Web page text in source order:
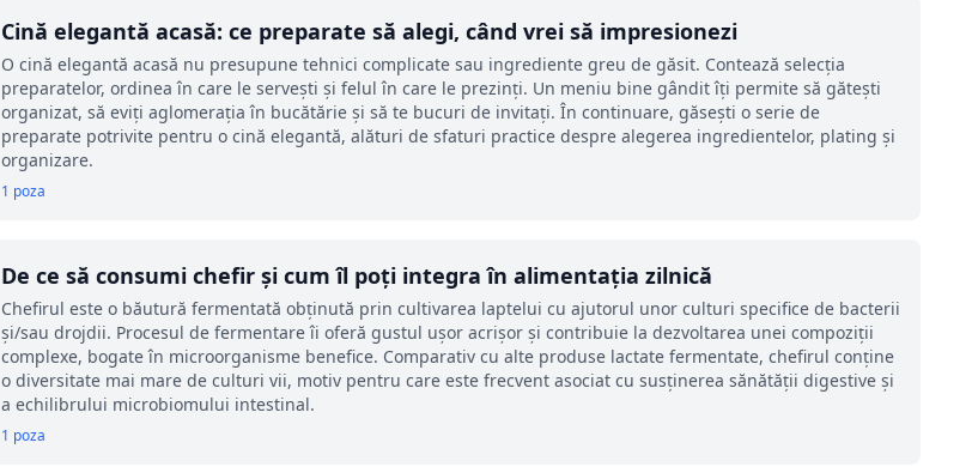
Cină elegantă acasă: ce preparate să alegi, când vrei să impresionezi
O cină elegantă acasă nu presupune tehnici complicate sau ingrediente greu de găsit. Contează selecția
preparatelor, ordinea în care le servești și felul în care le prezinți. Un meniu bine gândit îți permite să gătești
organizat, să eviți aglomerația în bucătărie și să te bucuri de invitați. În continuare, găsești o serie de
preparate potrivite pentru o cină elegantă, alături de sfaturi practice despre alegerea ingredientelor, plating și
organizare.
1 poza
De ce să consumi chefir și cum îl poți integra în alimentația zilnică
Chefirul este o băutură fermentată obținută prin cultivarea laptelui cu ajutorul unor culturi specifice de bacterii
și/sau drojdii. Procesul de fermentare îi oferă gustul ușor acrișor și contribuie la dezvoltarea unei compoziții
complexe, bogate în microorganisme benefice. Comparativ cu alte produse lactate fermentate, chefirul conține
o diversitate mai mare de culturi vii, motiv pentru care este frecvent asociat cu susținerea sănătății digestive și
a echilibrului microbiomului intestinal.
1 poza